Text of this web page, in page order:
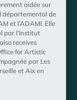
aidée sur
départemental de
et l’ADAMI. Elle
par l’Institut
receives
for Artistic
par Les
et Aix en